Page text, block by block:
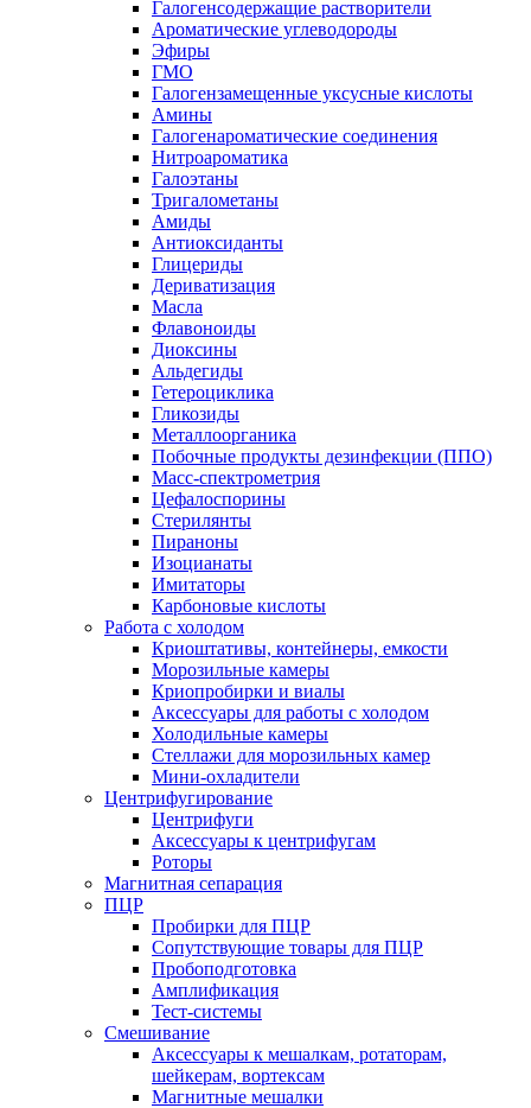
Галогенсодержащие растворители
Ароматические углеводороды
Эфиры
ГМО
Галогензамещенные уксусные кислоты
Амины
Галогенароматические соединения
Нитроароматика
Галоэтаны
Тригалометаны
Амиды
Антиоксиданты
Глицериды
Дериватизация
Масла
Флавоноиды
Диоксины
Альдегиды
Гетероциклика
Гликозиды
Металлоорганика
Побочные продукты дезинфекции (ППО)
Масс-спектрометрия
Цефалоспорины
Стерилянты
Пираноны
Изоцианаты
Имитаторы
Карбоновые кислоты
Работа с холодом
Криоштативы, контейнеры, емкости
Морозильные камеры
Криопробирки и виалы
Аксессуары для работы с холодом
Холодильные камеры
Стеллажи для морозильных камер
Мини-охладители
Центрифугирование
Центрифуги
Аксессуары к центрифугам
Роторы
Магнитная сепарация
ПЦР
Пробирки для ПЦР
Сопутствующие товары для ПЦР
Пробоподготовка
Амплификация
Тест-системы
Смешивание
Аксессуары к мешалкам, ротаторам,
шейкерам, вортексам
Магнитные мешалки